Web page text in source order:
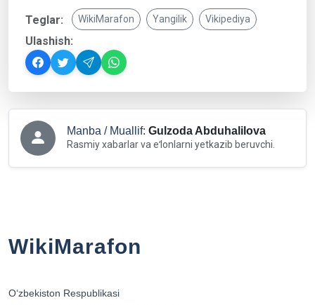
Teglar: WikiMarafon Yangilik Vikipediya
Ulashish:
Manba / Muallif: Gulzoda Abduhalilova
Rasmiy xabarlar va eʻlonlarni yetkazib beruvchi.
WikiMarafon
Oʻzbekiston Respublikasi